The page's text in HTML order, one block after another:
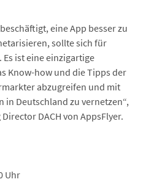
eine App besser zu
sollte sich für
Es ist eine einzigartige
Know-how und die Tipps der
abzugreifen und mit
in Deutschland zu vernetzen“,
DACH von AppsFlyer.
Uhr